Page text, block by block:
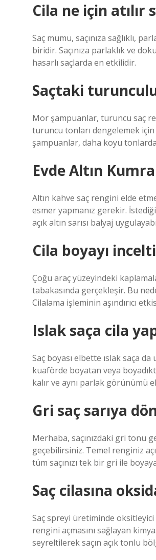
Cila ne için atılır
Saç mumu, saçınıza sağlıklı,
biridir. Saçınıza parlaklık ve
hasarlı saçlarda en etkilidir.
Saçtaki
Mor şampuanlar, turuncu saç
turuncu tonları dengelemek
şampuanlar, daha koyu
Evde Altın
Altın kahve saç rengini elde
esmer yapmanız gerekir.
açık altın sarısı balyaj
Cila boyayı
Çoğu araç yüzeyindeki
tabakasında gerçekleşir. Bu
Cilalama işleminin aşındırıcı
Islak saça cila
Saç boyası elbette ıslak saça
kuaförde boyatan veya
kalır ve aynı parlak görünümü
Gri saç sarıya
Merhaba, saçınızdaki gri tonu
geçebilirsiniz. Temel renginiz
tüm saçınızı tek bir gri ile
Saç cilasına
Saç spreyi üretiminde oksitleyici
rengini açmasını sağlayan
seyreltilerek saçın açık tonlu